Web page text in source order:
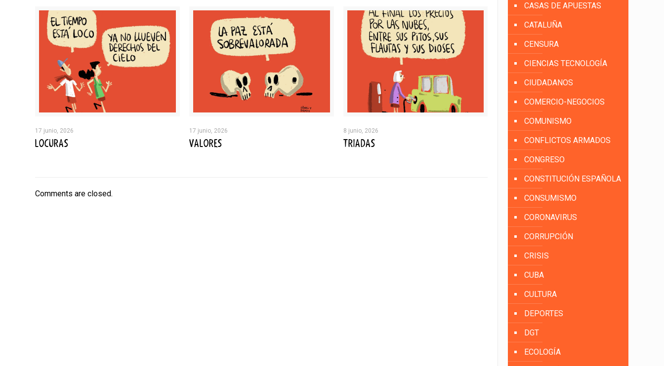
17 junio, 2026
LOCURAS
17 junio, 2026
VALORES
8 junio, 2026
TRIADAS
Comments are closed.
CASAS DE APUESTAS
CATALUÑA
CENSURA
CIENCIAS TECNOLOGÍA
CIUDADANOS
COMERCIO-NEGOCIOS
COMUNISMO
CONFLICTOS ARMADOS
CONGRESO
CONSTITUCIÓN ESPAÑOLA
CONSUMISMO
CORONAVIRUS
CORRUPCIÓN
CRISIS
CUBA
CULTURA
DEPORTES
DGT
ECOLOGÍA